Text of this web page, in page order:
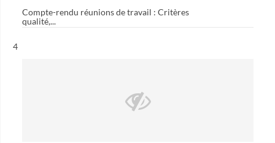
Compte-rendu réunions de travail : Critères
qualité,...
Résultat n°
4